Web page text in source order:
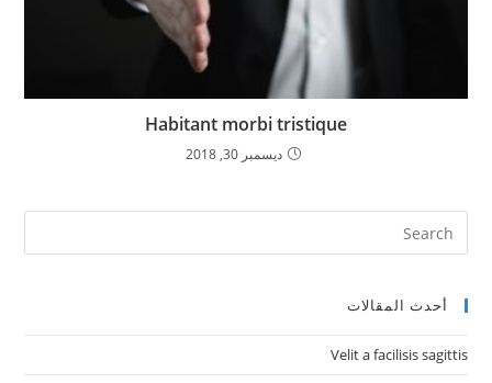
Habitant morbi tristique
ديسمبر 30, 2018
أحدث المقالات
Velit a facilisis sagittis